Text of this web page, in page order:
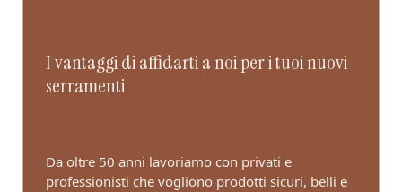
I vantaggi di affidarti a noi per i tuoi nuovi
serramenti
Da oltre 50 anni lavoriamo con privati e
professionisti che vogliono prodotti sicuri, belli e